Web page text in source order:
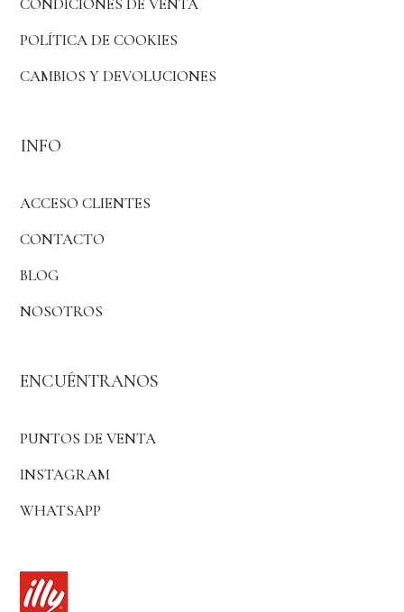
CONDICIONES DE VENTA
POLÍTICA DE COOKIES
CAMBIOS Y DEVOLUCIONES
INFO
ACCESO CLIENTES
CONTACTO
BLOG
NOSOTROS
ENCUÉNTRANOS
PUNTOS DE VENTA
INSTAGRAM
WHATSAPP